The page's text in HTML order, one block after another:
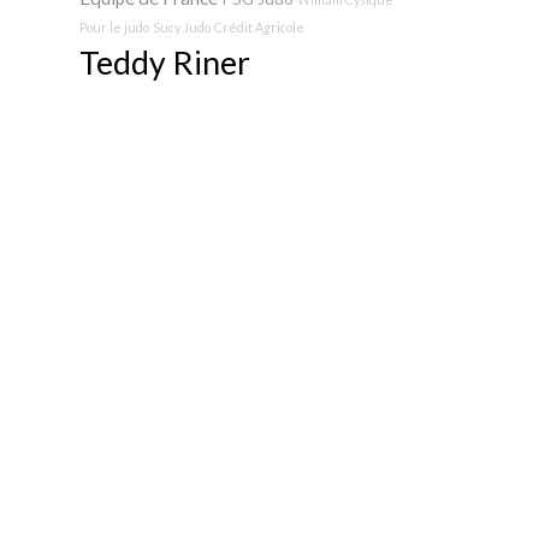
Pour le judo Sucy Judo Crédit Agricole
Teddy Riner